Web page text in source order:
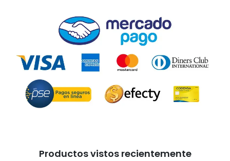
Productos vistos recientemente